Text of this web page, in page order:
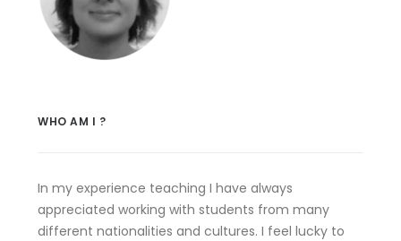
WHO AM I ?
In my experience teaching I have always
appreciated working with students from many
different nationalities and cultures. I feel lucky to